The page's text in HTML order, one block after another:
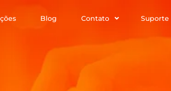
Blog Contato Suporte